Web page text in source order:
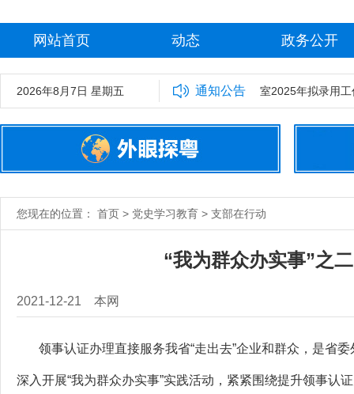
网站首页 动态 政务公开
2026年8月7日 星期五 通知公告
中共广东省委外事工作委员会办公室2025年拟录用工
您现在的位置： 首页 > 党史学习教育 > 支部在行动
“我为群众办实事”之
2021-12-21 本网
领事认证办理直接服务我省“走出去”企业和群众，是省
深入开展“我为群众办实事”实践活动，紧紧围绕提升领事